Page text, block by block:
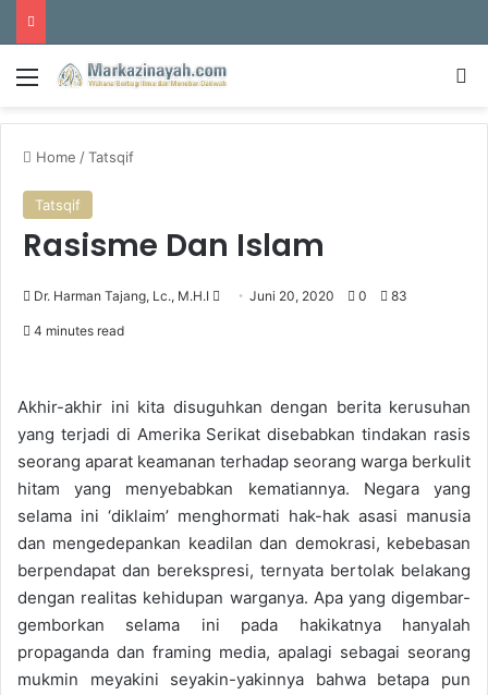
Menu
Home /Tatsqif
Tatsqif
Rasisme Dan Islam
Dr. Harman Tajang, Lc., M.H.I
a
n
e
Juni 20, 2020 0 83
4 minutes read
Akhir-akhir ini kita disuguhkan dengan berita kerusuhan
yang terjadi di Amerika Serikatdisebabkan tindakan rasis
seorang aparat keamanan terhadap seorang warga berkulit
hitam yang menyebabkan kematiannya. Negara yang
selama ini ‘diklaim’ menghormati hak-hak asasi manusia
dan mengedepankan keadilan dan demokrasi, kebebasan
berpendapat dan berekspresi, ternyata bertolak belakang
dengan realitas kehidupan warganya. Apa yang digembar-
gemborkan selama ini pada hakikatnya hanyalah
propaganda dan framing media, apalagi sebagai seorang
mukmin meyakini seyakin-yakinnya bahwa betapa
pun